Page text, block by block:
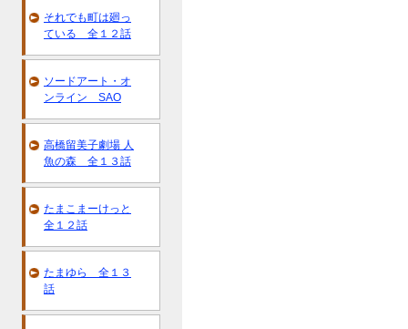
それでも町は廻っ
ている 全１２話
ソードアート・オ
ンライン SAO
高橋留美子劇場 人
魚の森 全１３話
たまこまーけっと
全１２話
たまゆら 全１３
話